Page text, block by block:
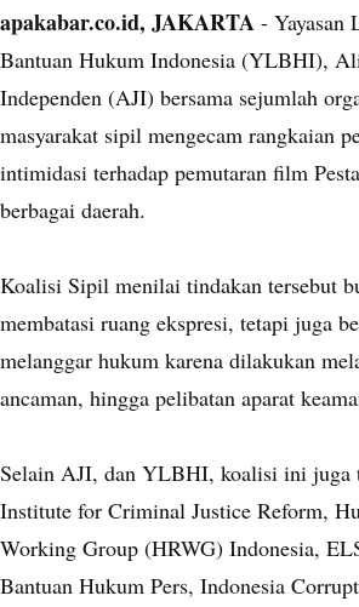
apakabar.co.id, JAKARTA - Yayasan
Bantuan Hukum Indonesia (YLBHI),
Independen (AJI) bersama sejumlah
masyarakat sipil mengecam rangkaian
intimidasi terhadap pemutaran film
berbagai daerah.
Koalisi Sipil menilai tindakan tersebut
membatasi ruang ekspresi, tetapi juga
melanggar hukum karena dilakukan
ancaman, hingga pelibatan aparat
Selain AJI, dan YLBHI, koalisi ini juga
Institute for Criminal Justice Reform,
Working Group (HRWG) Indonesia,
Bantuan Hukum Pers, Indonesia